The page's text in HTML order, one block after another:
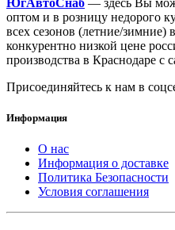
оптом и в розницу недорого
всех сезонов (летние/
конкурентно низкой цене
производства в Краснодаре с
Присоединяйтесь к нам в
Информация
О нас
Информация о доставке
Политика Безопасности
Условия соглашения